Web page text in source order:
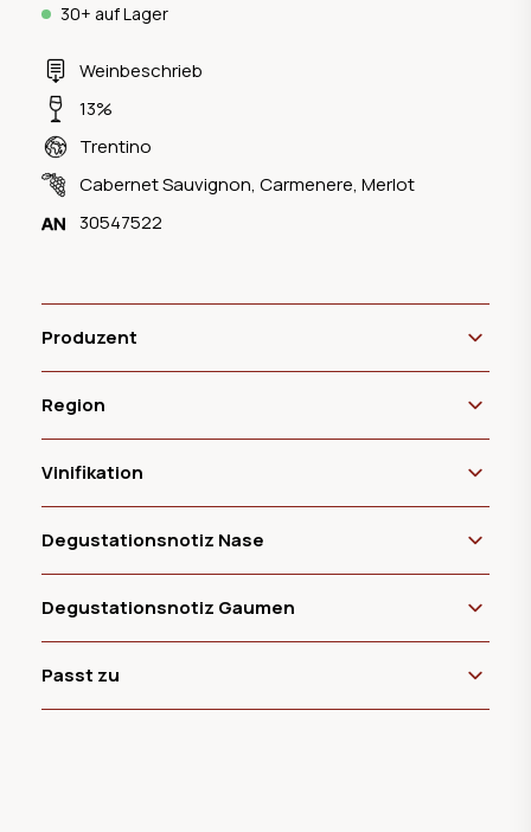
Weinbeschrieb
13%
Trentino
Cabernet Sauvignon, Carmenere, Merlot
30547522
30+ auf Lager
Produzent
Region
Vinifikation
Degustationsnotiz Nase
Degustationsnotiz Gaumen
Passt zu